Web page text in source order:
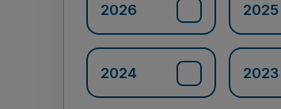
2026 2025
2024 2023